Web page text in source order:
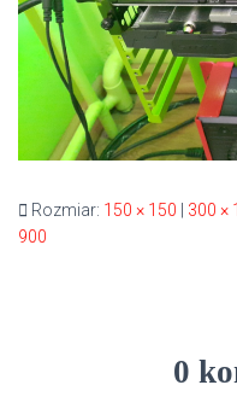
Rozmiar: 150 × 150 300 ×
900
0